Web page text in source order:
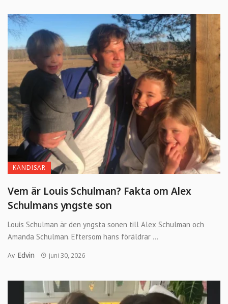
KÄNDISAR
Vem är Louis Schulman? Fakta om Alex
Schulmans yngste son
Louis Schulman är den yngsta sonen till Alex Schulman och
Amanda Schulman. Eftersom hans föräldrar ...
Av Edvin juni 30, 2026